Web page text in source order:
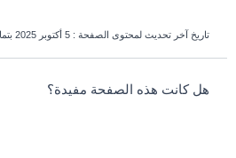
تاريخ آخر تحديث لمحتوى الصفحة : 5 أكتوبر 2025 بتمام الساعة 07:24 مساءً
survey_v2
هل كانت هذه الصفحة مفيدة؟